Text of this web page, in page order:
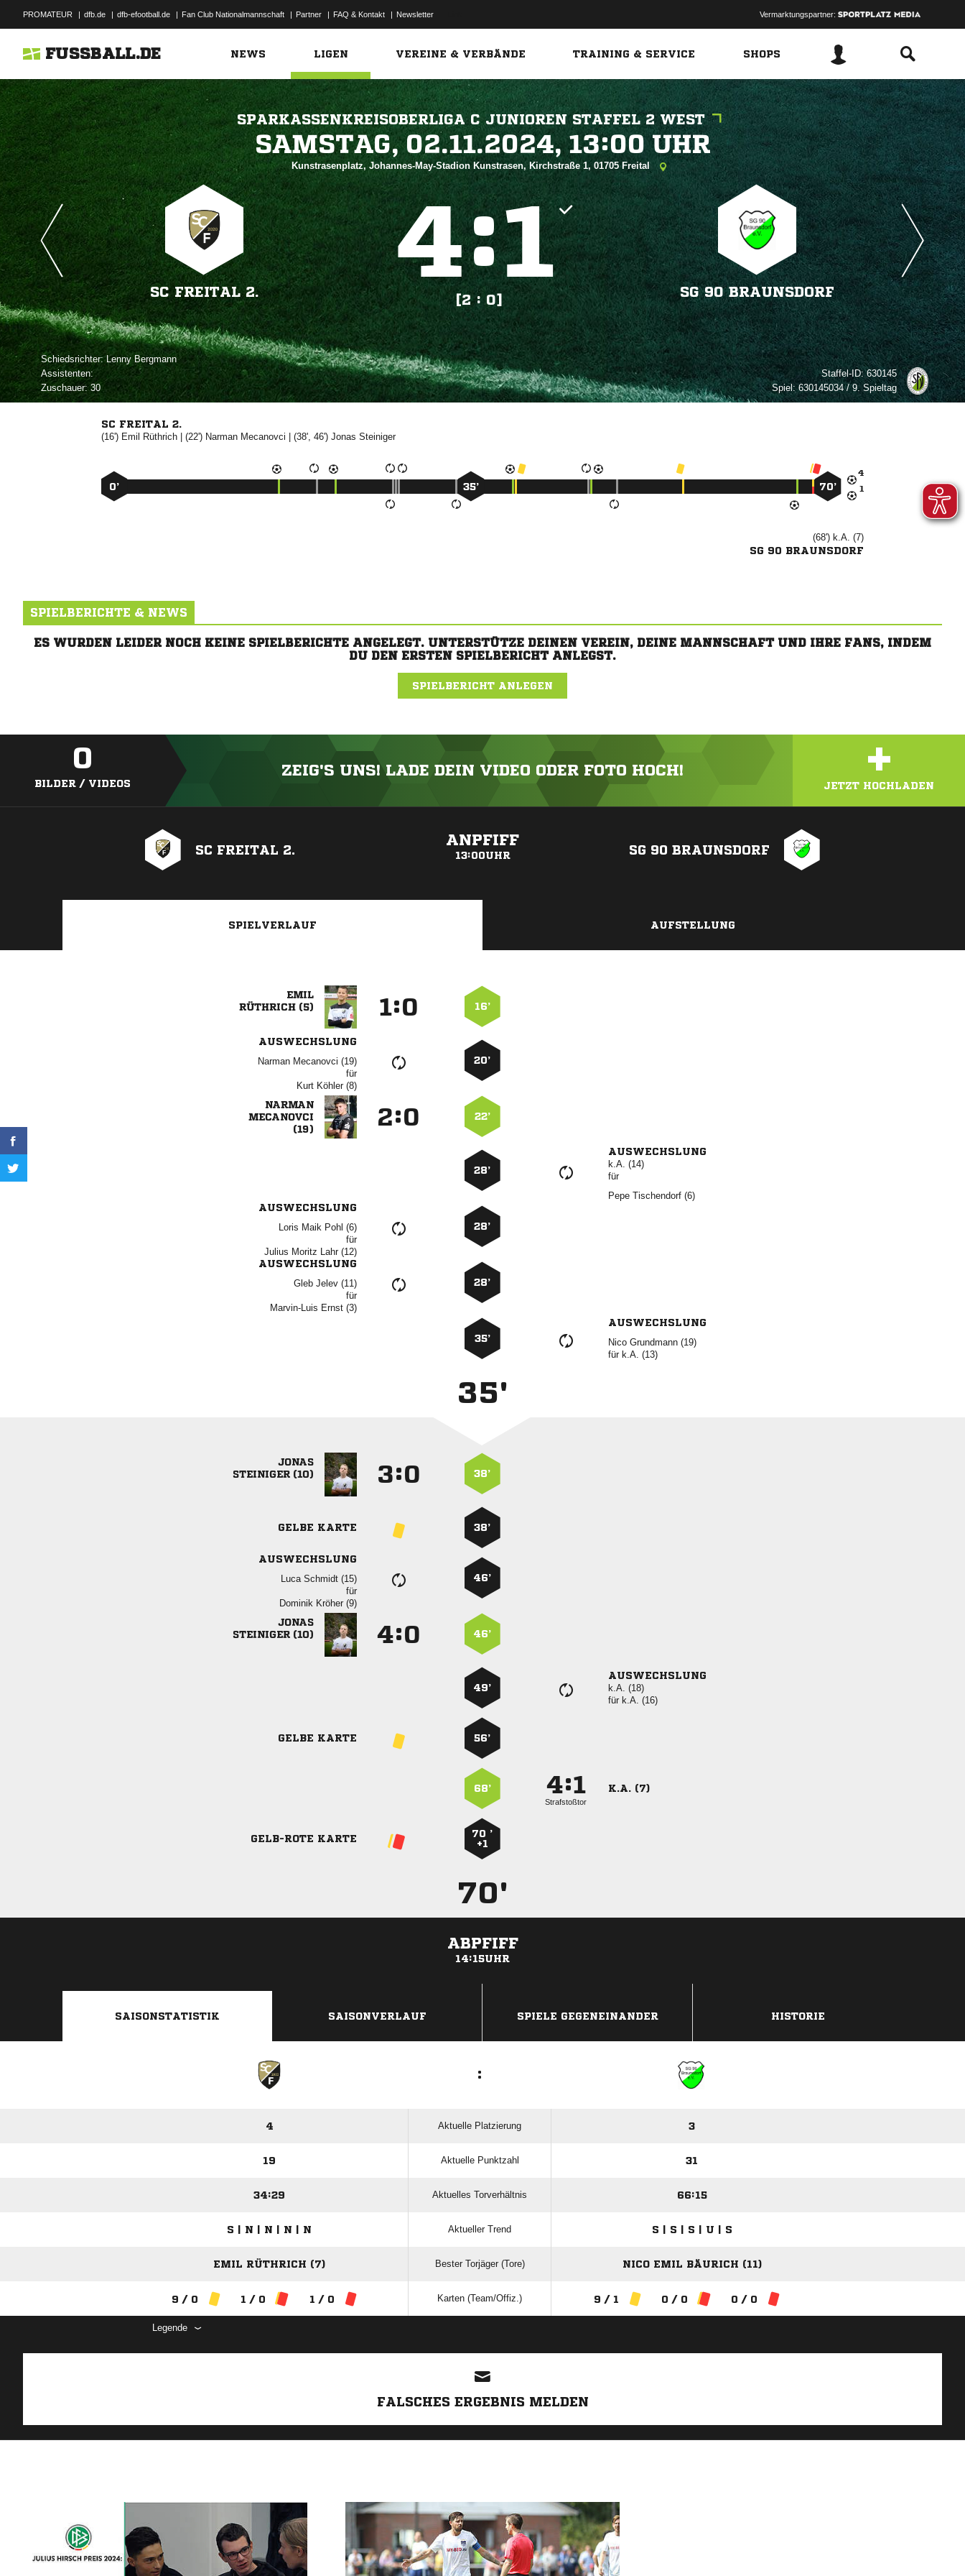
PROMATEUR | dfb.de | dfb-efootball.de | Fan Club Nationalmannschaft | Partner | FAQ & Kontakt | Newsletter Vermarktungspartner:
FUSSBALL.DE NEWS LIGEN VEREINE & VERBÄNDE TRAINING & SERVICE SHOPS
SPARKASSENKREISOBERLIGA C JUNIOREN STAFFEL 2 WEST
   
Kunstrasenplatz, Johannes-May-Stadion Kunstrasen, Kirchstraße 1, 01705 Freital
SC FREITAL 2.
:
[2 : 0]
SG 90 BRAUNSDORF
Schiedsrichter: 
Assistenten:
Zuschauer:30
Staffel-ID:630145
Spiel:630145034 / 9. Spieltag
SC FREITAL 2.
(16')  | (22')  | (38', 46')  


0’ 35’ 70’
(68') k.A. (7)
SG 90 BRAUNSDORF
SPIELBERICHTE & NEWS
ES WURDEN LEIDER NOCH KEINE SPIELBERICHTE ANGELEGT. UNTERSTÜTZE DEINEN VEREIN, DEINE MANNSCHAFT UND IHRE FANS, INDEM
DU DEN ERSTEN SPIELBERICHT ANLEGST.
SPIELBERICHT ANLEGEN
0
BILDER / VIDEOS
ZEIG'S UNS! LADE DEIN VIDEO ODER FOTO HOCH! +
JETZT HOCHLADEN
SC FREITAL 2.
ANPFIFF
13:00UHR SG 90 BRAUNSDORF
SPIELVERLAUF AUFSTELLUNG

 
: 16’
AUSWECHSLUNG
  
für
  
20’



: 22’
28’
AUSWECHSLUNG
k.A. (14)
für
  
AUSWECHSLUNG
   
für
   
28’
AUSWECHSLUNG
  
für
  
28’
35’
AUSWECHSLUNG
  
für k.A. (13)
35'

 
: 38’
GELBE KARTE 38’
AUSWECHSLUNG
  
für
  
46’

 
: 46’
49’
AUSWECHSLUNG
k.A. (18)
für k.A. (16)
GELBE KARTE 56’
68’ :
Strafstoßtor
K.A. (7)
GELB-ROTE KARTE
70 ’
+1
70'
ABPFIFF
14:15UHR
SAISONSTATISTIK SAISONVERLAUF SPIELE GEGENEINANDER HISTORIE
:
4 Aktuelle Platzierung 3
19 Aktuelle Punktzahl 31
34:29 Aktuelles Torverhältnis 66:15
S | N | N | N | N Aktueller Trend S | S | S | U | S
EMIL RÜTHRICH (7) Bester Torjäger (Tore) NICO EMIL BÄURICH (11)
9 / 0 1 / 0 1 / 0 Karten (Team/Offiz.) 9 / 1 0 / 0 0 / 0
Legende
FALSCHES ERGEBNIS MELDEN